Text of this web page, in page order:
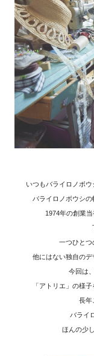
いつもバライロノボウ
バライロノボウシの
1974年の創業
一つひとつ
他にはない独自のデ
今回は
「アトリエ」の様
長年
バライ
ほんの少